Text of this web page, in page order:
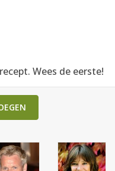
Wees de eerste!